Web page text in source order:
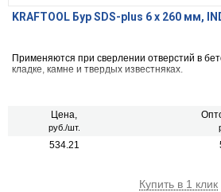
KRAFTOOL Бур SDS-plus 6 x 260 мм,
Применяются при сверлении отверстий в
кладке, камне и твердых известняках.
Цена,
руб./шт.
534.21
Купить в 1 клик